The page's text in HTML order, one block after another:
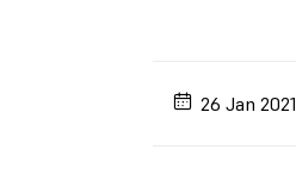
26 Jan 2021